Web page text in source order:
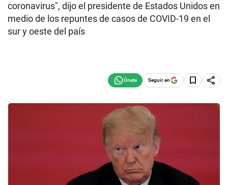
coronavirus", dijo el presidente de Estados Unidos en
medio de los repuntes de casos de COVID-19 en el
sur y oeste del país
Seguir en